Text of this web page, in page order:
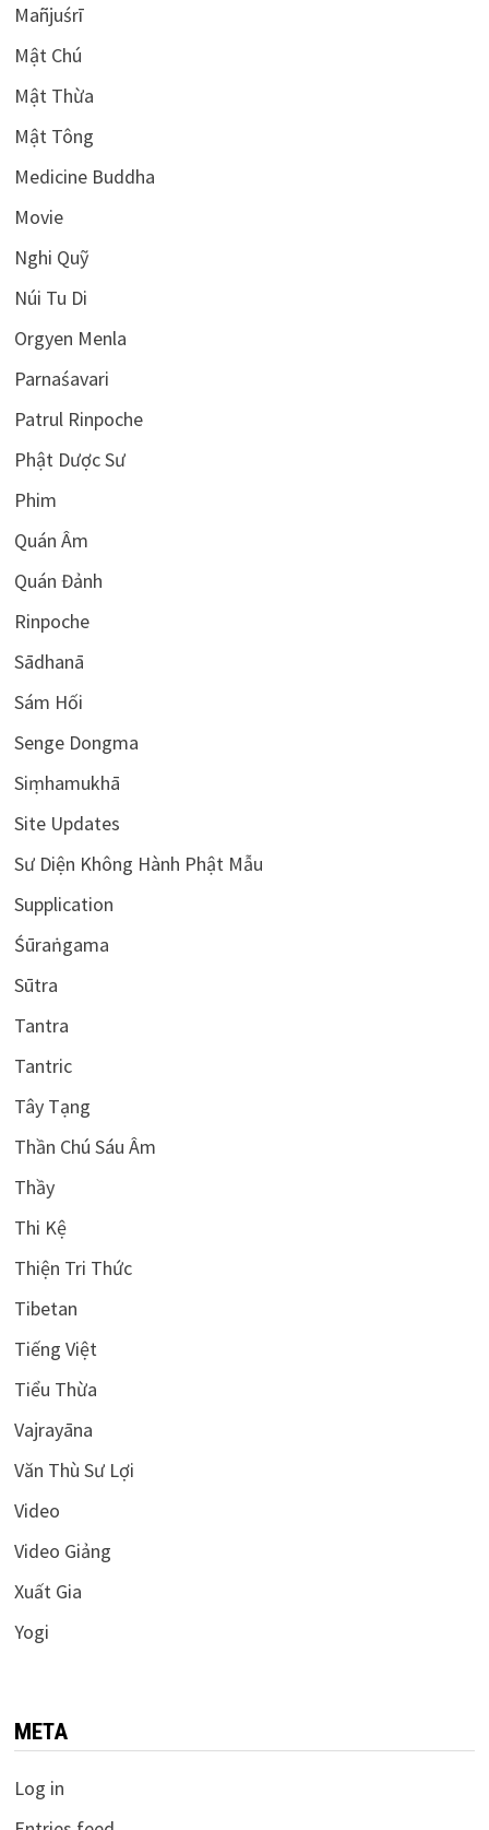
Mañjuśrī
Mật Chú
Mật Thừa
Mật Tông
Medicine Buddha
Movie
Nghi Quỹ
Núi Tu Di
Orgyen Menla
Parnaśavari
Patrul Rinpoche
Phật Dược Sư
Phim
Quán Âm
Quán Đảnh
Rinpoche
Sādhanā
Sám Hối
Senge Dongma
Siṃhamukhā
Site Updates
Sư Diện Không Hành Phật Mẫu
Supplication
Śūraṅgama
Sūtra
Tantra
Tantric
Tây Tạng
Thần Chú Sáu Âm
Thầy
Thi Kệ
Thiện Tri Thức
Tibetan
Tiếng Việt
Tiểu Thừa
Vajrayāna
Văn Thù Sư Lợi
Video
Video Giảng
Xuất Gia
Yogi
META
Log in